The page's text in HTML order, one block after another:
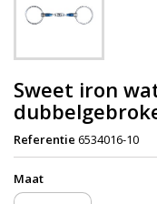
Sweet iron
Referentie 6534016-10
Maat